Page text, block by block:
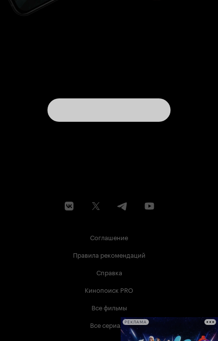
Соглашение
Правила рекомендаций
Справка
Кинопоиск PRO
Все фильмы
Все сериалыРЕКЛАМА